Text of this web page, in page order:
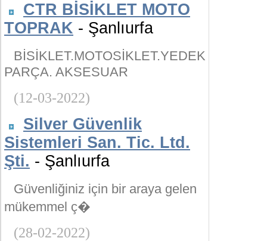
CTR BİSİKLET MOTO
TOPRAK - Şanlıurfa
BİSİKLET.MOTOSİKLET.YEDEK
PARÇA. AKSESUAR
(12-03-2022)
Silver Güvenlik
Sistemleri San. Tic. Ltd.
Şti. - Şanlıurfa
Güvenliğiniz için bir araya gelen
mükemmel ç�
(28-02-2022)